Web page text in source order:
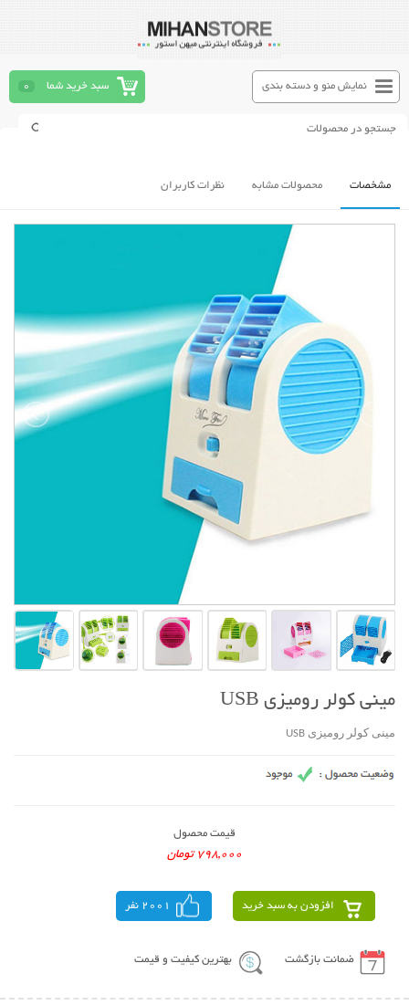
سبد خرید شما 0 نمایش منو و دسته بندی
مشخصات محصولات مشابه نظرات کاربران
مينی کولر روميزی USB
مينی کولر روميزی USB
قیمت محصول
798,000 تومان
افزودن به سبد خرید 2001 نفر
ضمانت بازگشت بهترین کیفیت و قیمت